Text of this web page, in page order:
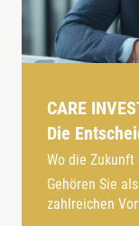
CARE
Die
Wo die
Gehören Sie
zahlreichen